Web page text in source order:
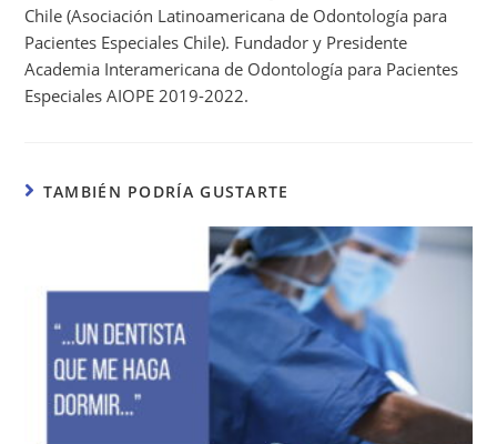
Chile (Asociación Latinoamericana de Odontología para
Pacientes Especiales Chile). Fundador y Presidente
Academia Interamericana de Odontología para Pacientes
Especiales AIOPE 2019-2022.
TAMBIÉN PODRÍA GUSTARTE